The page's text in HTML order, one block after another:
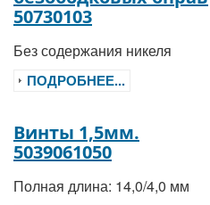
50730103
Без содержания никеля
ПОДРОБНЕЕ...
Винты 1,5мм.
5039061050
Полная длина: 14,0/4,0 мм